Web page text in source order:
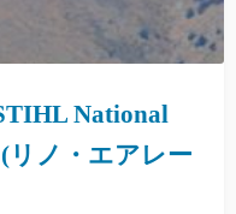
National
リノ・エアレー